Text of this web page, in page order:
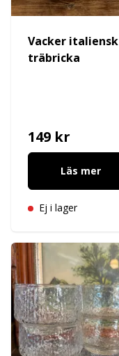
Vacker italiensk
träbricka
149 kr
Läs mer
Ej i lager